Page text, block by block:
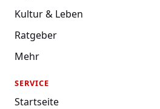
Kultur & Leben
Ratgeber
Mehr
SERVICE
Startseite